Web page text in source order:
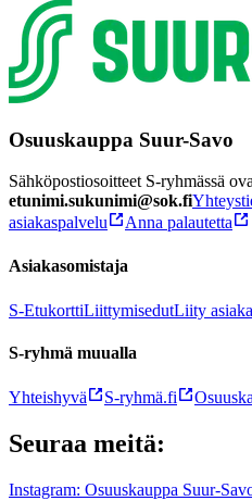
Osuuskauppa Suur-Savo
Sähköpostiosoitteet S-ryhmässä
etunimi.sukunimi@sok.fi
asiakaspalvelu
Anna palautetta
Asiakasomistaja
S-EtukorttiLiittymisedutLiity
S-ryhmä muualla
Yhteishyvä S-ryhmä.fi
Seuraa meitä:
Instagram: Osuuskauppa Suur-